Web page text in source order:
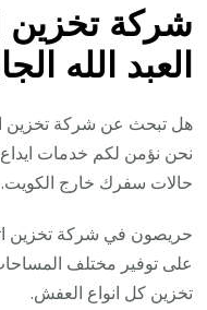
شركة تخزين
العبد الله
هل تبحث عن شركة تخزين
نحن نؤمن لكم خدمات
حالات سفرك خارج الكويت.
حريصون في شركة تخزين
على توفير مختلف
تخزين كل انواع العفش.